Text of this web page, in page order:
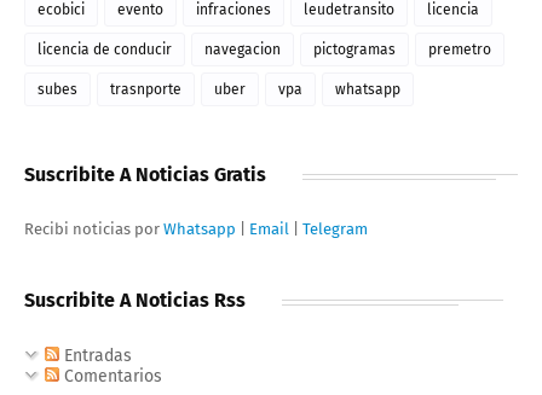
ecobici evento infraciones leudetransito licencia
licencia de conducir navegacion pictogramas premetro
subes trasnporte uber vpa whatsapp
Suscribite A Noticias Gratis
Recibi noticias por Whatsapp Email Telegram
Suscribite A Noticias Rss
Entradas
Comentarios